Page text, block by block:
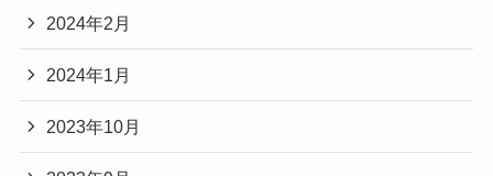
2024年2月
2024年1月
2023年10月